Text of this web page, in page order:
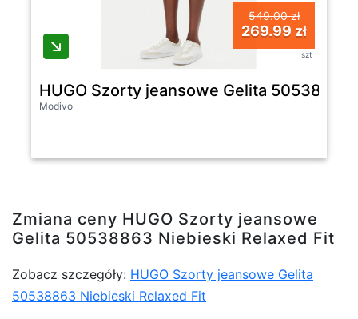
549.00 zł
269.99 zł
szt
HUGO Szorty jeansowe Gelita
Modivo
Zmiana ceny HUGO Szorty jeansowe
Gelita 50538863 Niebieski Relaxed Fit
Zobacz szczegóły: HUGO Szorty jeansowe Gelita
50538863 Niebieski Relaxed Fit